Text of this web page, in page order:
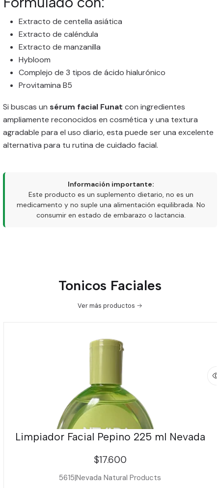
Extracto de centella asiática
Extracto de caléndula
Extracto de manzanilla
Hybloom
Complejo de 3 tipos de ácido hialurónico
Provitamina B5
Si buscas un sérum facial Funat con ingredientes
ampliamente reconocidos en cosmética y una textura
agradable para el uso diario, esta puede ser una excelente
alternativa para tu rutina de cuidado facial.
Información importante:
Este producto es un suplemento dietario, no es un
medicamento y no suple una alimentación equilibrada. No
consumir en estado de embarazo o lactancia.
Tonicos Faciales
Ver más productos
Limpiador Facial Pepino 225 ml Nevada
$17.600
5615|Nevada Natural Products